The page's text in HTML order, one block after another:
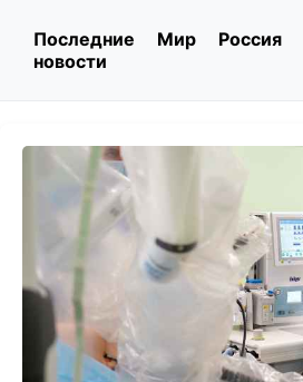
Последние
новости
Мир Россия